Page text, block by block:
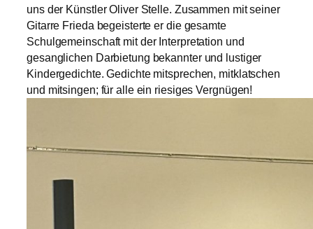
uns der Künstler Oliver Stelle. Zusammen mit seiner
Gitarre Frieda begeisterte er die gesamte
Schulgemeinschaft mit der Interpretation und
gesanglichen Darbietung bekannter und lustiger
Kindergedichte. Gedichte mitsprechen, mitklatschen
und mitsingen; für alle ein riesiges Vergnügen!